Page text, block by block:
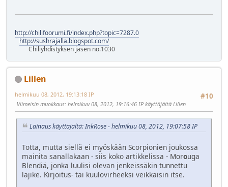
http://chilifoorumi.fi/index.php?topic=7287.0
http://sushrajalla.blogspot.com/
Chiliyhdistyksen jäsen no.1030
Lillen
#10
helmikuu 08, 2012, 19:13:18 IP
Viimeisin muokkaus: helmikuu 08, 2012, 19:16:46 IP käyttäjältä Lillen
Lainaus käyttäjältä: InkRose - helmikuu 08, 2012, 19:07:58 IP
Totta, mutta siellä ei myöskään Scorpionien joukossa
mainita sanallakaan - siis koko artikkelissa - Morouga
Blendiä, jonka luulisi olevan jenkeissäkin tunnettu
lajike. Kirjoitus- tai kuulovirheeksi veikkaisin itse.